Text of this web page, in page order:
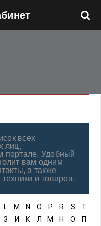
всех
лиц,
портале. Удобный
вам одним
а также
и товаров.
L M N O P R S
T
З И К Л М Н О П